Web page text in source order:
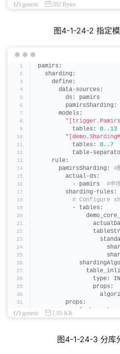
generic
282 Bytes
图4-1-24-2 指定
pamirs:
  sharding:
    define:
      data-sources:
        ds: pamirs
pamirsSharding:
      models:
          tables:
0. .13
          tables:
0. .7
table-
    rule:
      pamirsSharding:
#
        actual-ds:
          - pamirs
#申
        sharding-rules:
# Configure
          - tables:
type:
                props:
        props:
          sql.
show : true
generic 1.05 KB
图4-1-24-3 分库